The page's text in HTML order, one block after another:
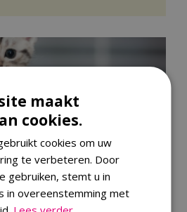
maakt
cookies.
cookies om uw
te verbeteren. Door
gebruiken, stemt u in
in overeenstemming met